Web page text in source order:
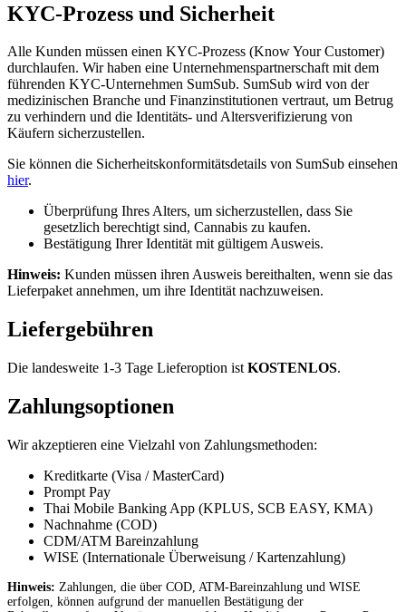
KYC-Prozess und Sicherheit
Alle Kunden müssen einen KYC-Prozess (Know Your Customer)
durchlaufen. Wir haben eine Unternehmenspartnerschaft mit dem
führenden KYC-Unternehmen SumSub. SumSub wird von der
medizinischen Branche und Finanzinstitutionen vertraut, um Betrug
zu verhindern und die Identitäts- und Altersverifizierung von
Käufern sicherzustellen.
Sie können die Sicherheitskonformitätsdetails von SumSub einsehen
hier.
Überprüfung Ihres Alters, um sicherzustellen, dass Sie
gesetzlich berechtigt sind, Cannabis zu kaufen.
Bestätigung Ihrer Identität mit gültigem Ausweis.
Hinweis: Kunden müssen ihren Ausweis bereithalten, wenn sie das
Lieferpaket annehmen, um ihre Identität nachzuweisen.
Liefergebühren
Die landesweite 1-3 Tage Lieferoption ist KOSTENLOS.
Zahlungsoptionen
Wir akzeptieren eine Vielzahl von Zahlungsmethoden:
Kreditkarte (Visa / MasterCard)
Prompt Pay
Thai Mobile Banking App (KPLUS, SCB EASY, KMA)
Nachnahme (COD)
CDM/ATM Bareinzahlung
WISE (Internationale Überweisung / Kartenzahlung)
Hinweis: Zahlungen, die über COD, ATM-Bareinzahlung und WISE
erfolgen, können aufgrund der manuellen Bestätigung der